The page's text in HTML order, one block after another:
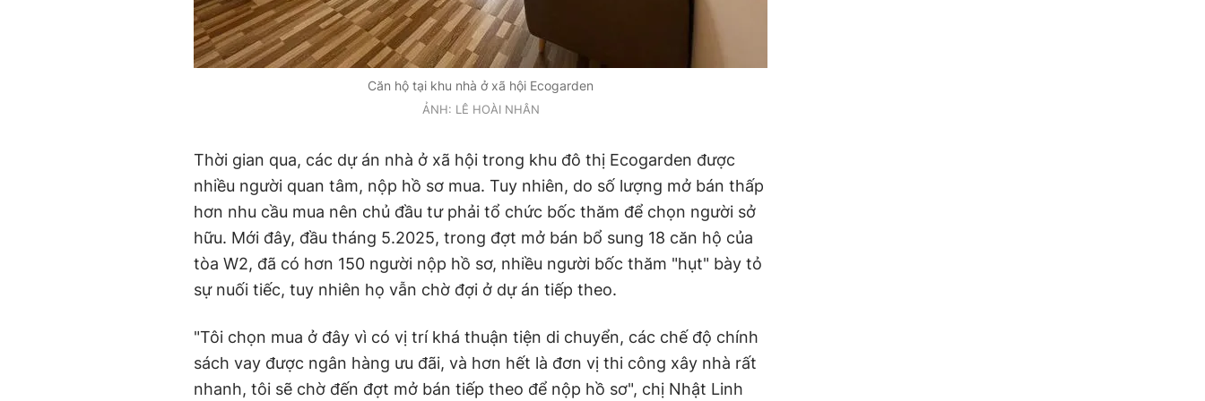
Căn hộ tại khu nhà ở xã hội Ecogarden
ẢNH: LÊ HOÀI NHÂN
Thời gian qua, các dự án nhà ở xã hội trong khu đô thị Ecogarden được
nhiều người quan tâm, nộp hồ sơ mua. Tuy nhiên, do số lượng mở bán thấp
hơn nhu cầu mua nên chủ đầu tư phải tổ chức bốc thăm để chọn người sở
hữu. Mới đây, đầu tháng 5.2025, trong đợt mở bán bổ sung 18 căn hộ của
tòa W2, đã có hơn 150 người nộp hồ sơ, nhiều người bốc thăm "hụt" bày tỏ
sự nuối tiếc, tuy nhiên họ vẫn chờ đợi ở dự án tiếp theo.
"Tôi chọn mua ở đây vì có vị trí khá thuận tiện di chuyển, các chế độ chính
sách vay được ngân hàng ưu đãi, và hơn hết là đơn vị thi công xây nhà rất
nhanh, tôi sẽ chờ đến đợt mở bán tiếp theo để nộp hồ sơ", chị Nhật Linh